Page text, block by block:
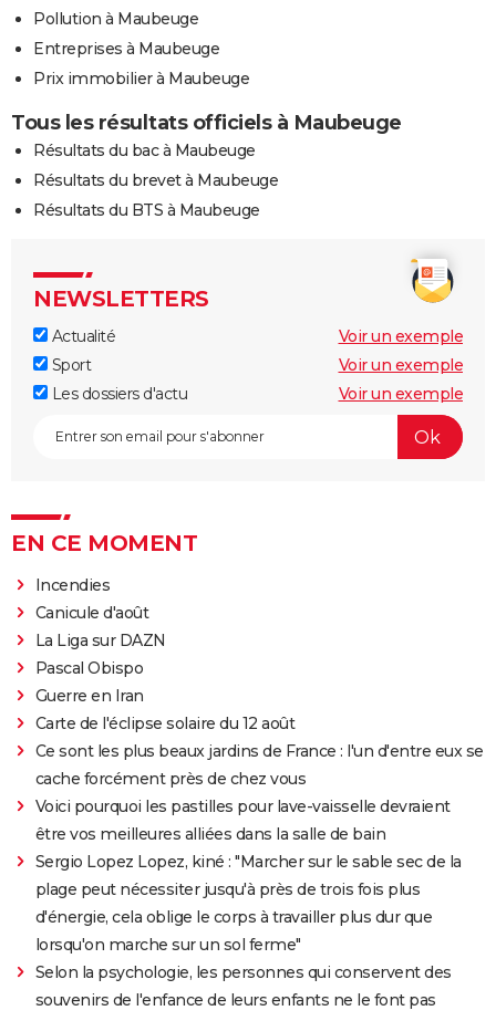
Pollution à Maubeuge
Entreprises à Maubeuge
Prix immobilier à Maubeuge
Tous les résultats officiels à Maubeuge
Résultats du bac à Maubeuge
Résultats du brevet à Maubeuge
Résultats du BTS à Maubeuge
NEWSLETTERS
Actualité
Voir un exemple
Sport
Voir un exemple
Les dossiers d'actu
Voir un exemple
EN CE MOMENT
Incendies
Canicule d'août
La Liga sur DAZN
Pascal Obispo
Guerre en Iran
Carte de l'éclipse solaire du 12 août
Ce sont les plus beaux jardins de France : l'un d'entre eux se
cache forcément près de chez vous
Voici pourquoi les pastilles pour lave-vaisselle devraient
être vos meilleures alliées dans la salle de bain
Sergio Lopez Lopez, kiné : "Marcher sur le sable sec de la
plage peut nécessiter jusqu'à près de trois fois plus
d'énergie, cela oblige le corps à travailler plus dur que
lorsqu'on marche sur un sol ferme"
Selon la psychologie, les personnes qui conservent des
souvenirs de l'enfance de leurs enfants ne le font pas